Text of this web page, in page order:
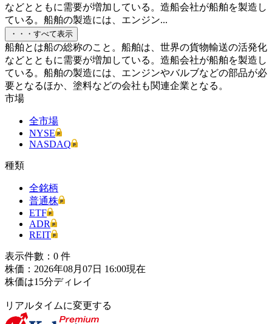
などとともに需要が増加している。造船会社が船舶を製造し
ている。船舶の製造には、エンジン...
・・・すべて表示
船舶とは船の総称のこと。船舶は、世界の貨物輸送の活発化
などとともに需要が増加している。造船会社が船舶を製造し
ている。船舶の製造には、エンジンやバルブなどの部品が必
要となるほか、塗料などの会社も関連企業となる。
市場
全市場
NYSE
NASDAQ
種類
全銘柄
普通株
ETF
ADR
REIT
表示件數： 0 件
株価：2026年08月07日 16:00現在
株価は15分ディレイ
リアルタイムに変更する